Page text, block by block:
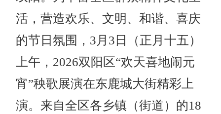
活，营造欢乐、文明、和谐、喜庆
的节日氛围，3月3日（正月十五）
上午，2026双阳区“欢天喜地闹元
宵”秧歌展演在东鹿城大街精彩上
演。来自全区各乡镇（街道）的18